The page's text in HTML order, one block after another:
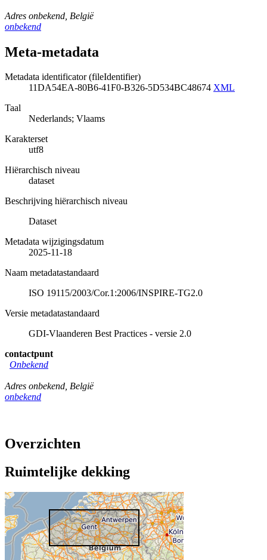
Adres onbekend België
onbekend
Meta-metadata
Metadata identificator (fileIdentifier)
11DA54EA-80B6-41F0-B326-5D534BC48674 XML
Taal
Nederlands; Vlaams
Karakterset
utf8
Hiërarchisch niveau
dataset
Beschrijving hiërarchisch niveau
Dataset
Metadata wijzigingsdatum
2025-11-18
Naam metadatastandaard
ISO 19115/2003/Cor.1:2006/INSPIRE-TG2.0
Versie metadatastandaard
GDI-Vlaanderen Best Practices - versie 2.0
contactpunt
Onbekend
Adres onbekend, België
onbekend
Overzichten
Ruimtelijke dekking